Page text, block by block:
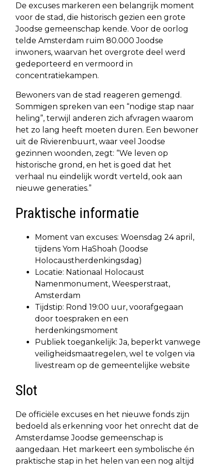
De excuses markeren een belangrijk moment
voor de stad, die historisch gezien een grote
Joodse gemeenschap kende. Voor de oorlog
telde Amsterdam ruim 80.000 Joodse
inwoners, waarvan het overgrote deel werd
gedeporteerd en vermoord in
concentratiekampen.
Bewoners van de stad reageren gemengd.
Sommigen spreken van een “nodige stap naar
heling”, terwijl anderen zich afvragen waarom
het zo lang heeft moeten duren. Een bewoner
uit de Rivierenbuurt, waar veel Joodse
gezinnen woonden, zegt: “We leven op
historische grond, en het is goed dat het
verhaal nu eindelijk wordt verteld, ook aan
nieuwe generaties.”
Praktische informatie
Moment van excuses: Woensdag 24 april,
tijdens Yom HaShoah (Joodse
Holocaustherdenkingsdag)
Locatie: Nationaal Holocaust
Namenmonument, Weesperstraat,
Amsterdam
Tijdstip: Rond 19:00 uur, voorafgegaan
door toespraken en een
herdenkingsmoment
Publiek toegankelijk: Ja, beperkt vanwege
veiligheidsmaatregelen, wel te volgen via
livestream op de gemeentelijke website
Slot
De officiële excuses en het nieuwe fonds zijn
bedoeld als erkenning voor het onrecht dat de
Amsterdamse Joodse gemeenschap is
aangedaan. Het markeert een symbolische én
praktische stap in het helen van een nog altijd